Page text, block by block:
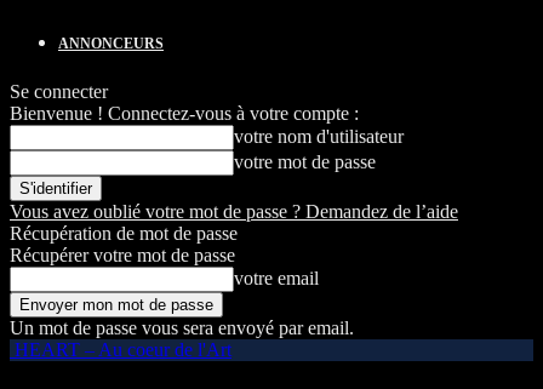
ANNONCEURS
Se connecter
Bienvenue ! Connectez-vous à votre compte :
votre nom d'utilisateur
votre mot de passe
Vous avez oublié votre mot de passe ? Demandez de l’aide
Récupération de mot de passe
Récupérer votre mot de passe
votre email
Un mot de passe vous sera envoyé par email.
HEART – Au coeur de l'Art